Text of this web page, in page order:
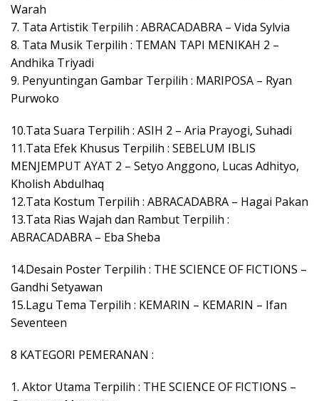
Warah
7. Tata Artistik Terpilih : ABRACADABRA – Vida Sylvia
8. Tata Musik Terpilih : TEMAN TAPI MENIKAH 2 –
Andhika Triyadi
9. Penyuntingan Gambar Terpilih : MARIPOSA – Ryan
Purwoko
10.Tata Suara Terpilih : ASIH 2 – Aria Prayogi, Suhadi
11.Tata Efek Khusus Terpilih : SEBELUM IBLIS
MENJEMPUT AYAT 2 – Setyo Anggono, Lucas Adhityo,
Kholish Abdulhaq
12.Tata Kostum Terpilih : ABRACADABRA – Hagai Pakan
13.Tata Rias Wajah dan Rambut Terpilih :
ABRACADABRA – Eba Sheba
14.Desain Poster Terpilih : THE SCIENCE OF FICTIONS –
Gandhi Setyawan
15.Lagu Tema Terpilih : KEMARIN – KEMARIN – Ifan
Seventeen
8 KATEGORI PEMERANAN :
1. Aktor Utama Terpilih : THE SCIENCE OF FICTIONS –